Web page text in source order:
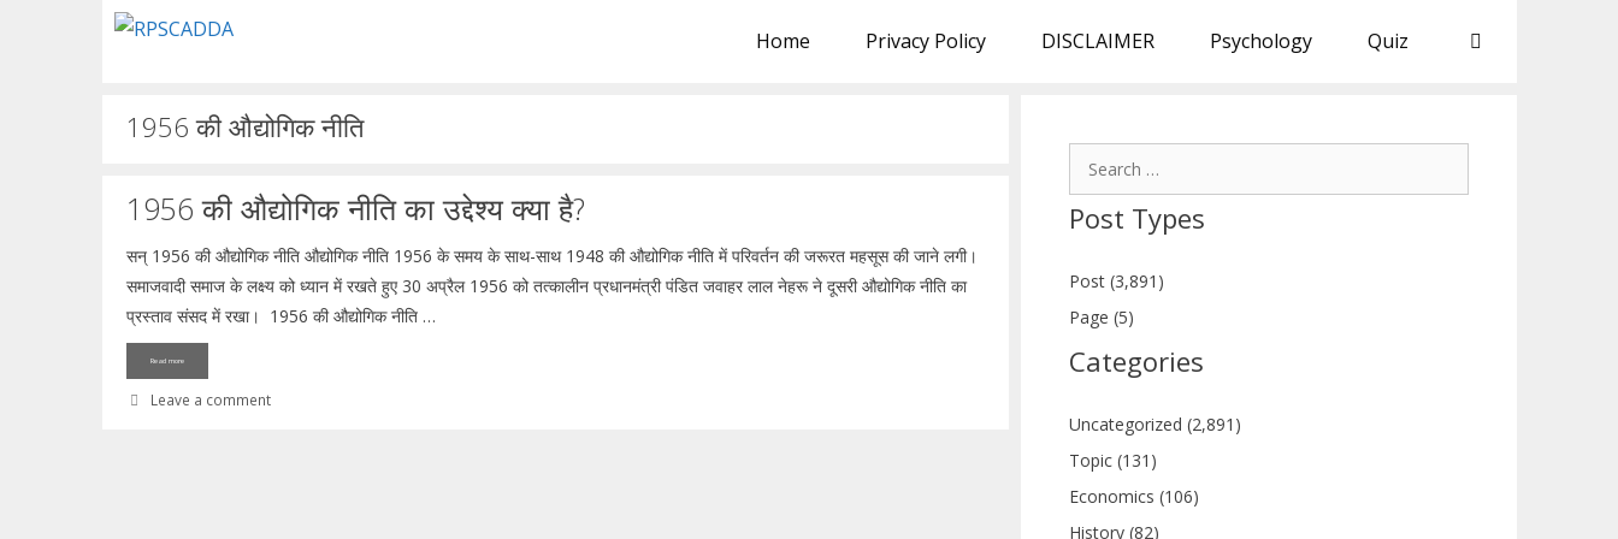
Home Privacy Policy DISCLAIMER Psychology Quiz
1956 की औद्योगिक नीति
1956 की औद्योगिक नीति का उद्देश्य क्या है?
सन् 1956 की औद्योगिक नीति औद्योगिक नीति 1956 के समय के साथ-साथ 1948 की औद्योगिक नीति में परिवर्तन की जरूरत महसूस की जाने लगी।
समाजवादी समाज के लक्ष्य को ध्यान में रखते हुए 30 अप्रैल 1956 को तत्कालीन प्रधानमंत्री पंडित जवाहर लाल नेहरू ने दूसरी औद्योगिक नीति का
प्रस्ताव संसद में रखा। 1956 की औद्योगिक नीति …
Read more
Leave a comment
Post Types
Post (3,891)
Page (5)
Categories
Uncategorized (2,891)
Topic (131)
Economics (106)
History (82)